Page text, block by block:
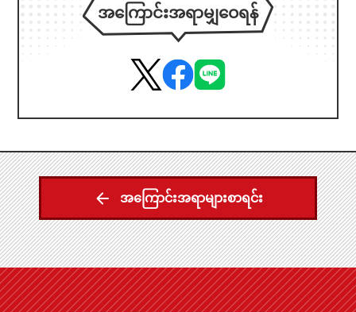
အကြောင်းအရာမျှဝေရန်
အကြောင်းအရာများစာရင်း